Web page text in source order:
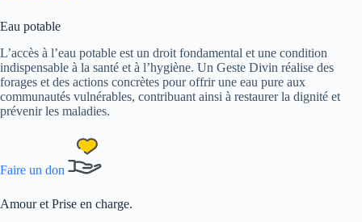
Eau potable
L’accès à l’eau potable est un droit fondamental et une condition
indispensable à la santé et à l’hygiène. Un Geste Divin réalise des
forages et des actions concrètes pour offrir une eau pure aux
communautés vulnérables, contribuant ainsi à restaurer la dignité et
prévenir les maladies.
Faire un don
Amour et Prise en charge.